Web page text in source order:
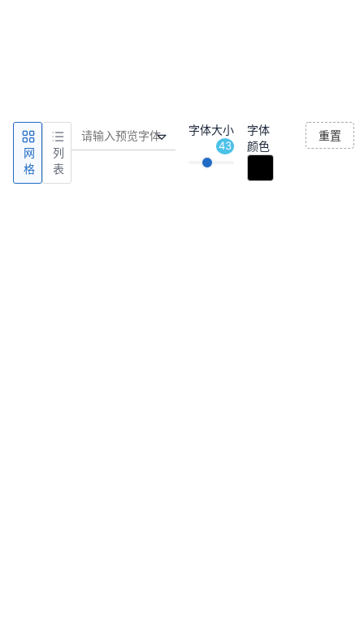
网
格
列
表
字体大小
43
字体
颜色
重置